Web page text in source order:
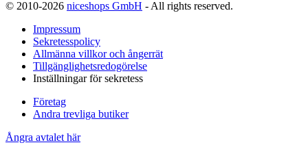
© 2010-2026 niceshops GmbH - All rights reserved.
Impressum
Sekretesspolicy
Allmänna villkor och ångerrät
Tillgänglighetsredogörelse
Inställningar för sekretess
Företag
Andra trevliga butiker
Ångra avtalet här